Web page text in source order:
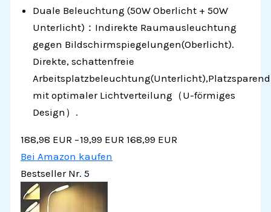
Duale Beleuchtung (50W Oberlicht + 50W
Unterlicht)：Indirekte Raumausleuchtung
gegen Bildschirmspiegelungen(Oberlicht).
Direkte, schattenfreie
Arbeitsplatzbeleuchtung(Unterlicht),Platzsparend
mit optimaler Lichtverteilung（U-förmiges
Design）.
188,98 EUR −19,99 EUR 168,99 EUR
Bei Amazon kaufen
Bestseller Nr. 5